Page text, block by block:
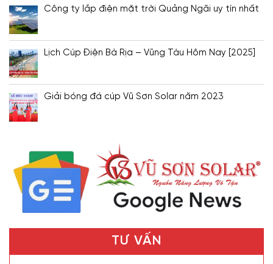
Công ty lắp điện mặt trời Quảng Ngãi uy tín nhất
Lịch Cúp Điện Bà Rịa – Vũng Tàu Hôm Nay [2025]
Giải bóng đá cúp Vũ Sơn Solar năm 2023
TƯ VẤN